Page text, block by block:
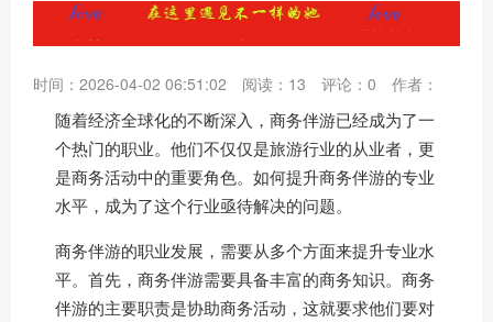
时间：2026-04-02 06:51:02 阅读： 13 评论： 0 作者：
随着经济全球化的不断深入，商务伴游已经成为了一
个热门的职业。他们不仅仅是旅游行业的从业者，更
是商务活动中的重要角色。如何提升商务伴游的专业
水平，成为了这个行业亟待解决的问题。
商务伴游的职业发展，需要从多个方面来提升专业水
平。首先，商务伴游需要具备丰富的商务知识。商务
伴游的主要职责是协助商务活动，这就要求他们要对